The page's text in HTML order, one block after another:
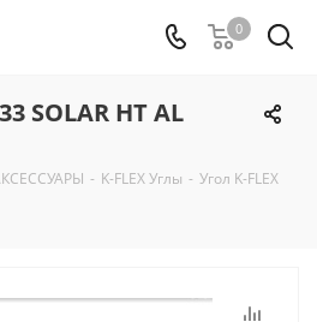
0
SOLAR HT AL
- K-FLEX Углы - Угол K-FLEX